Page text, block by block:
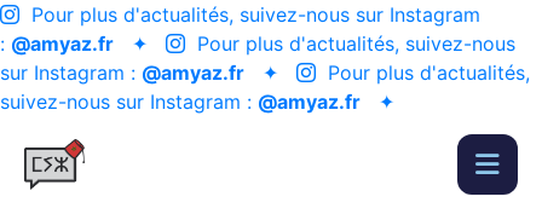
Pour plus d'actualités, suivez-nous sur Instagram
: @amyaz.fr ✦
Pour plus d'actualités, suivez-nous
sur Instagram : @amyaz.fr ✦
Pour plus d'actualités,
suivez-nous sur Instagram : @amyaz.fr ✦